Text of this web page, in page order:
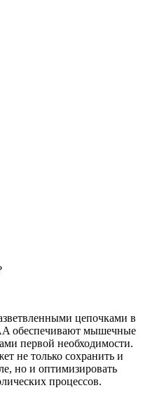
цепочками в
обеспечивают мышечные
первой необходимости.
не только сохранить и
но и оптимизировать
процессов.